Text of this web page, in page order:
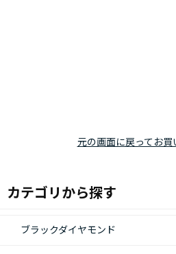
元の画面に戻ってお買
カテゴリから探す
ブラックダイヤモンド